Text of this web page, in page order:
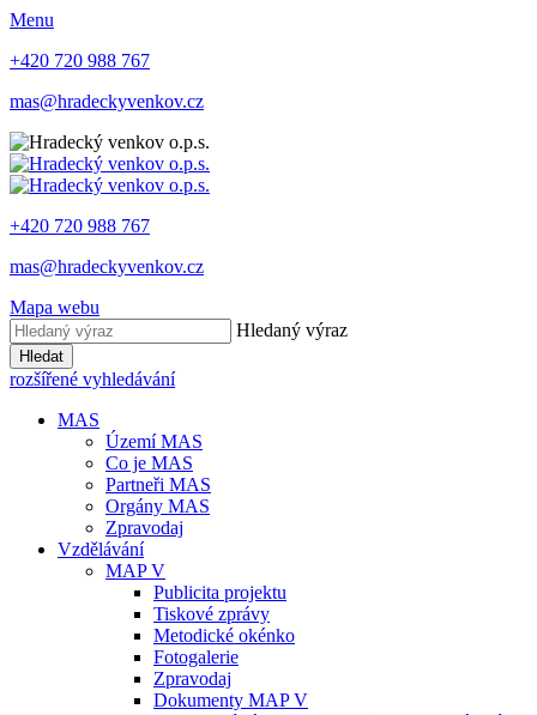
Menu
+420 720 988 767
mas@hradeckyvenkov.cz
+420 720 988 767
mas@hradeckyvenkov.cz
Mapa webu
Hledaný výraz
Hledat
rozšířené vyhledávání
MAS
Území MAS
Co je MAS
Partneři MAS
Orgány MAS
Zpravodaj
Vzdělávání
MAP V
Publicita projektu
Tiskové zprávy
Metodické okénko
Fotogalerie
Zpravodaj
Dokumenty MAP V